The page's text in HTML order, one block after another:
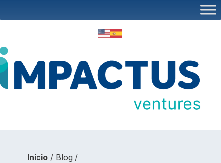
Inicio/ Blog /